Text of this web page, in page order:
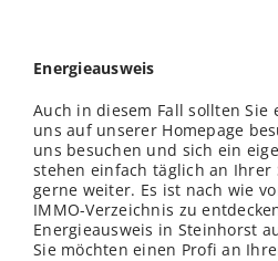
Energieausweis
Auch in diesem Fall sollten Sie
uns auf unserer Homepage
uns besuchen und sich ein
stehen einfach täglich an Ihrer
gerne weiter. Es ist nach wie
IMMO-Verzeichnis zu
Energieausweis in Steinhorst
Sie möchten einen Profi an